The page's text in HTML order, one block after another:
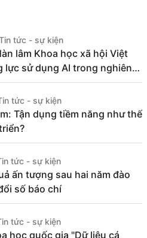
Tin tức - sự kiện
lâm Khoa học xã hội Việt
lực sử dụng AI trong nghiên
chính sách
tức - sự kiện
Tận dụng tiềm năng như thế
tức - sự kiện
ấn tượng sau hai năm đào
số báo chí
tức - sự kiện
học quốc gia "Dữ liệu cá